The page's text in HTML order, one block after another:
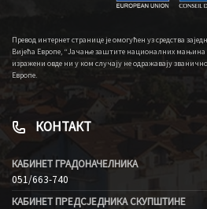
Превод интернет странице је омогућен уз средства
Вијећа Европе, “Јачање заштите националних мањина
изражени овде ни у ком случају не одражавају
Европе.
КОНТАКТ
КАБИНЕТ ГРАДОНАЧЕЛНИКА
051/663-740
КАБИНЕТ ПРЕДСЈЕДНИКА СКУПШТИНЕ